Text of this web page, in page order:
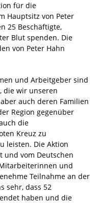
für die
Hauptsitz von Peter
25 Beschäftigte,
Blut spenden. Die
von Peter Hahn
und Arbeitgeber sind
die wir unseren
auch deren Familien
Region gegenüber
die
Kreuz zu
leisten. Die Aktion
vom Deutschen
und
Teilnahme an der
sehr, dass 52
haben und die